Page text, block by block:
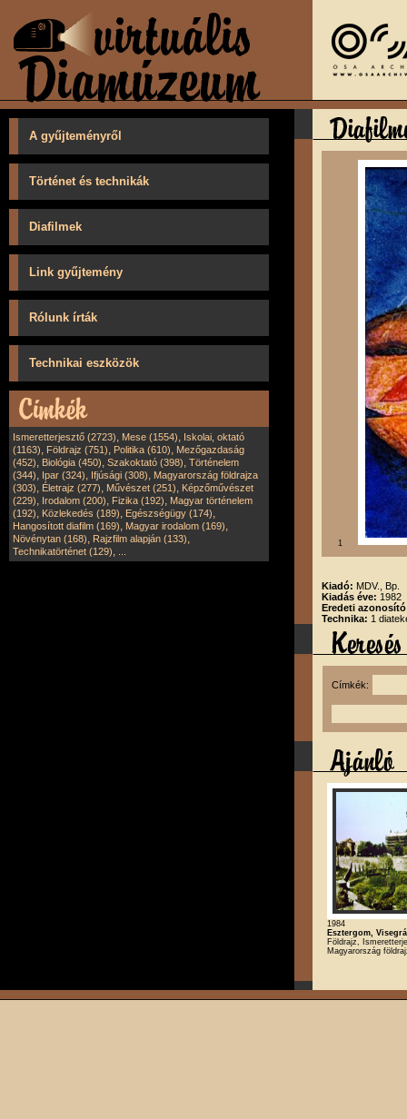
A gyűjteményről
Történet és technikák
Diafilmek
Link gyűjtemény
Rólunk írták
Technikai eszközök
Ismeretterjesztő (2723), Mese (1554), Iskolai, oktató
(1163), Földrajz (751), Politika (610), Mezőgazdaság
(452), Biológia (450), Szakoktató (398), Történelem
(344), Ipar (324), Ifjúsági (308), Magyarország földrajza
(303), Életrajz (277), Művészet (251), Képzőművészet
(229), Irodalom (200), Fizika (192), Magyar történelem
(192), Közlekedés (189), Egészségügy (174),
Hangosított diafilm (169), Magyar irodalom (169),
Növénytan (168), Rajzfilm alapján (133),
Technikatörténet (129),
1
Kiadó: MDV., Bp.
Kiadás éve: 1982
Eredeti
Technika: 1
Címkék:
1984
Esztergom,
Földrajz,
Magyarország